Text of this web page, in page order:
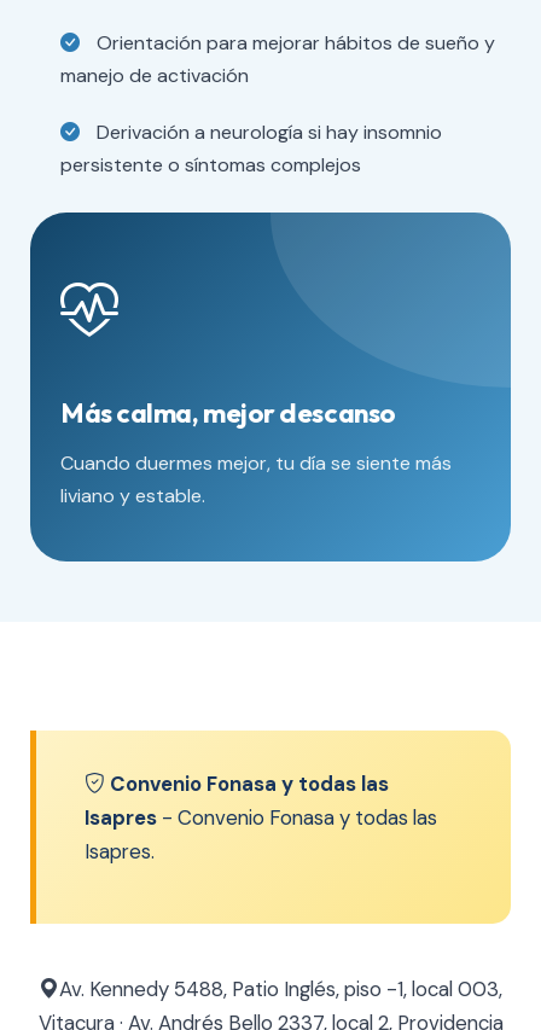
Orientación para mejorar hábitos de sueño y
manejo de activación
Derivación a neurología si hay insomnio
persistente o síntomas complejos
Más calma, mejor descanso
Cuando duermes mejor, tu día se siente más
liviano y estable.
Convenio Fonasa y todas las
Isapres - Convenio Fonasa y todas las
Isapres.
Av. Kennedy 5488, Patio Inglés, piso -1, local 003,
Vitacura · Av. Andrés Bello 2337, local 2, Providencia